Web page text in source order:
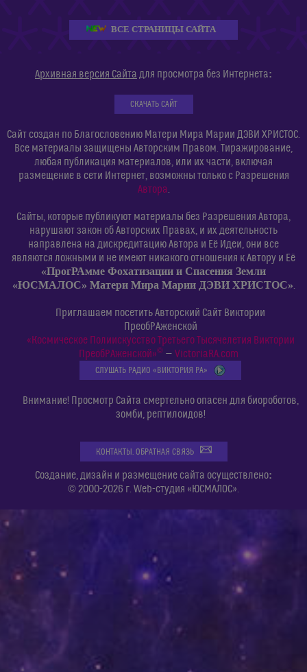
ВСЕ СТРАНИЦЫ САЙТА
Архивная версия Сайта для просмотра без Интернета:
СКАЧАТЬ САЙТ
Сайт создан по Благословению Матери Мира Марии ДЭВИ ХРИСТОС.
Все материалы защищены Авторским Правом. Тиражирование,
любая публикация материалов, или их части, включая
размещение в сети Интернет, возможны только с Разрешения
Автора.
Сайты, которые публикуют материалы без Разрешения Автора,
нарушают закон об Авторских Правах, и их деятельность
направлена на дискредитацию Автора и Её Идеи, они все
являются ложными и не имеют никакого отношения к Автору и Её
«ПрогРАмме Фохатизации и Спасения Земли
«ЮСМАЛОС» Матери Мира Марии ДЭВИ ХРИСТОС».
Приглашаем посетить Авторский Сайт Виктории
ПреобРАженской
«Космическое Полиискусство Третьего Тысячелетия Виктории
ПреобРАженской»©— VictoriaRA.com
СЛУШАТЬ РАДИО «ВИКТОРИЯ РА»
Внимание! Просмотр Сайта смертельно опасен для биороботов,
зомби, рептилоидов!
КОНТАКТЫ. ОБРАТНАЯ СВЯЗЬ
Создание, дизайн и размещение сайта осуществлено:
© 2000-2026 г. Web-студия «ЮСМАЛОС».